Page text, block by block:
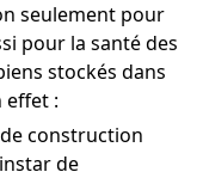
seulement pour
pour la santé des
stockés dans
effet :
construction
de